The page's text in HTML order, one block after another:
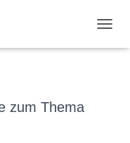
zum Thema